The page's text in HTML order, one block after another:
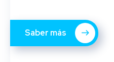
Saber más